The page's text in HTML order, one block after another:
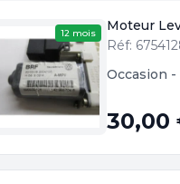
12 mois
Moteur
Réf:
Occasion
30,00